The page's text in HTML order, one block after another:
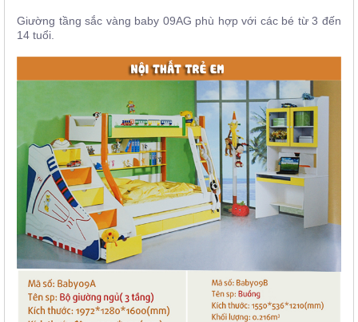
Giường tầng sắc vàng baby 09AG phù hợp với các bé từ 3 đến
14 tuổi.